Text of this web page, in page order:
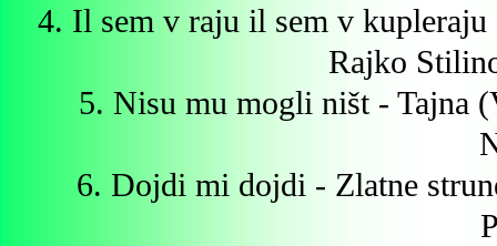
4. Il sem v raju il sem v
Rajko
5. Nisu mu mogli ništ - Tajna
6. Dojdi mi dojdi - Zlatne